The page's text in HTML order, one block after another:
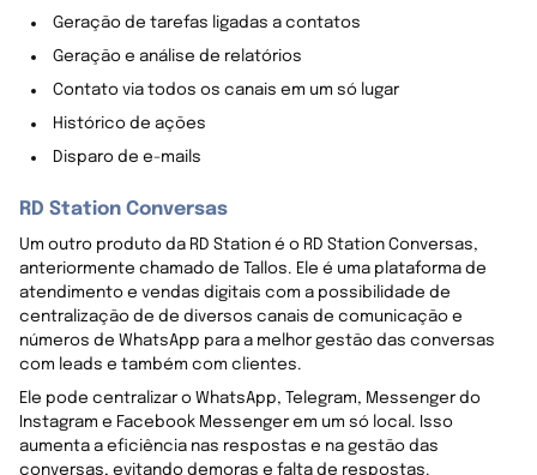
Geração de tarefas ligadas a contatos
Geração e análise de relatórios
Contato via todos os canais em um só lugar
Histórico de ações
Disparo de e-mails
RD Station Conversas
Um outro produto da RD Station é o RD Station Conversas,
anteriormente chamado de Tallos. Ele é uma plataforma de
atendimento e vendas digitais com a possibilidade de
centralização de de diversos canais de comunicação e
números de WhatsApp para a melhor gestão das conversas
com leads e também com clientes.
Ele pode centralizar o WhatsApp, Telegram, Messenger do
Instagram e Facebook Messenger em um só local. Isso
aumenta a eficiência nas respostas e na gestão das
conversas, evitando demoras e falta de respostas.